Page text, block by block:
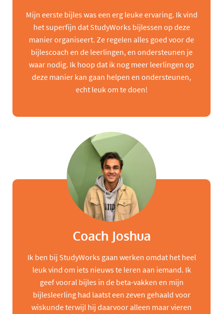
Mijn eerste bijles was een erg leuke ervaring. Ik vind
het superfijn dat StudyWorks bijlessen op deze
manier organiseert. Ze regelen alles goed voor de
bijlescoach en de leerlingen, en ondersteunen je
waar nodig. Ik hoop dat ik nog meer leerlingen op
deze manier kan gaan helpen en ondersteunen,
echt leuk om te doen!
Coach Joshua
Ik ben bij StudyWorks gaan werken omdat het heel
leuk vind om iets nieuws te leren aan iemand. Ik
geef vooral bijles in de beta-vakken en mijn
bijlesleerling had laatst een zeven gehaald voor
wiskunde terwijl hij daarvoor alleen maar vieren